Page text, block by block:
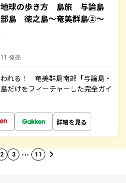
球の歩き方 島旅 与論島
部島 徳之島～奄美群島②～
発売
れる！ 奄美群島南部「与論島・
だけをフィーチャーした完全ガイ
詳細を見る
2 3 … 11